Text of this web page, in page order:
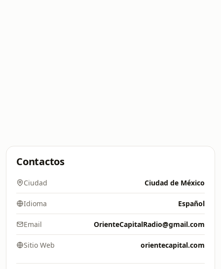
Contactos
Ciudad Ciudad de México
Idioma Español
Email OrienteCapitalRadio@gmail.com
Sitio Web orientecapital.com